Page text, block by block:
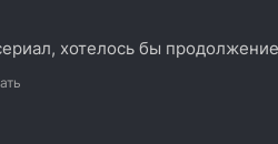
хотелось бы